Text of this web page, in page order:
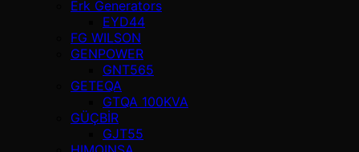
Erk Generators
EYD44
FG WILSON
GENPOWER
GNT565
GETEQA
GTQA 100KVA
GÜÇBİR
GJT55